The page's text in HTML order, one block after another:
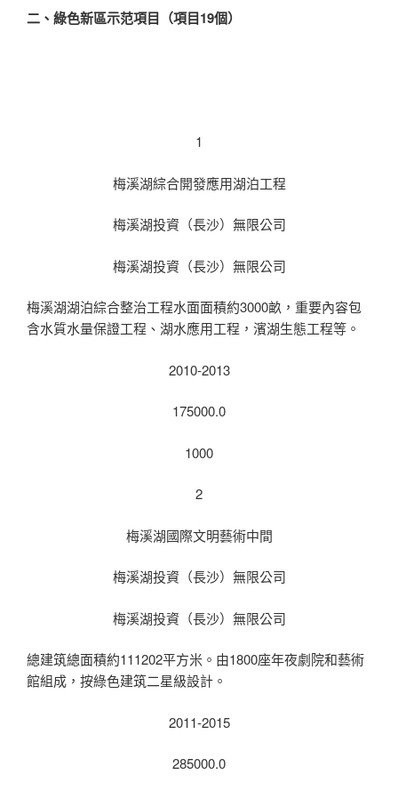
二、綠色新區示范項目（項目19個）
1
梅溪湖綜合開發應用湖泊工程
梅溪湖投資（長沙）無限公司
梅溪湖投資（長沙）無限公司
梅溪湖湖泊綜合整治工程水面面積約3000畝，重要內容包
含水質水量保證工程、湖水應用工程，濱湖生態工程等。
2010-2013
175000.0
1000
2
梅溪湖國際文明藝術中間
梅溪湖投資（長沙）無限公司
梅溪湖投資（長沙）無限公司
總建筑總面積約111202平方米。由1800座年夜劇院和藝術
館組成，按綠色建筑二星級設計。
2011-2015
285000.0